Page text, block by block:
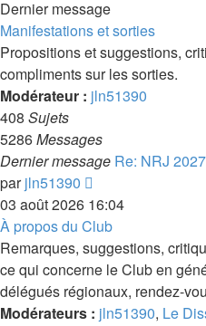
Dernier message
Manifestations et sorties
Propositions et suggestions,
compliments sur les sorties.
Modérateur : jln51390
408 Sujets
5286Messages
Dernier message Re: NRJ 2027
parjln51390
le
dernier
message
03 août 2026 16:04
À propos du Club
Remarques, suggestions,
ce qui concerne le Club en
délégués régionaux, rendez-
Modérateurs : jln51390, Le